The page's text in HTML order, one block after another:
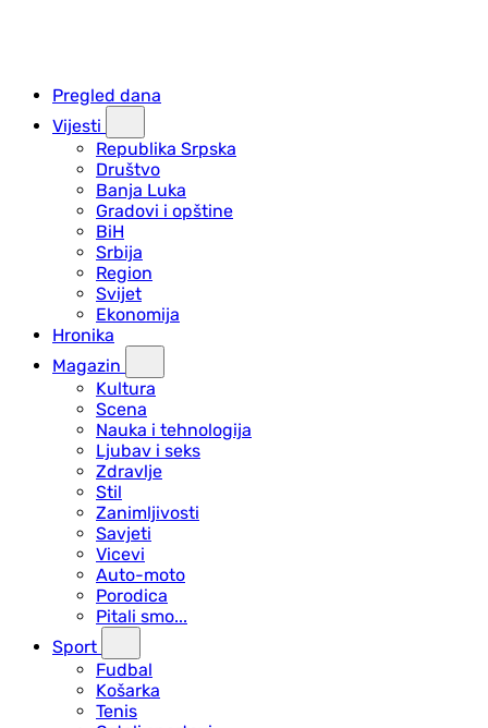
Pregled dana
Vijesti
Republika Srpska
Društvo
Banja Luka
Gradovi i opštine
BiH
Srbija
Region
Svijet
Ekonomija
Hronika
Magazin
Kultura
Scena
Nauka i tehnologija
Ljubav i seks
Zdravlje
Stil
Zanimljivosti
Savjeti
Vicevi
Auto-moto
Porodica
Pitali smo...
Sport
Fudbal
Košarka
Tenis